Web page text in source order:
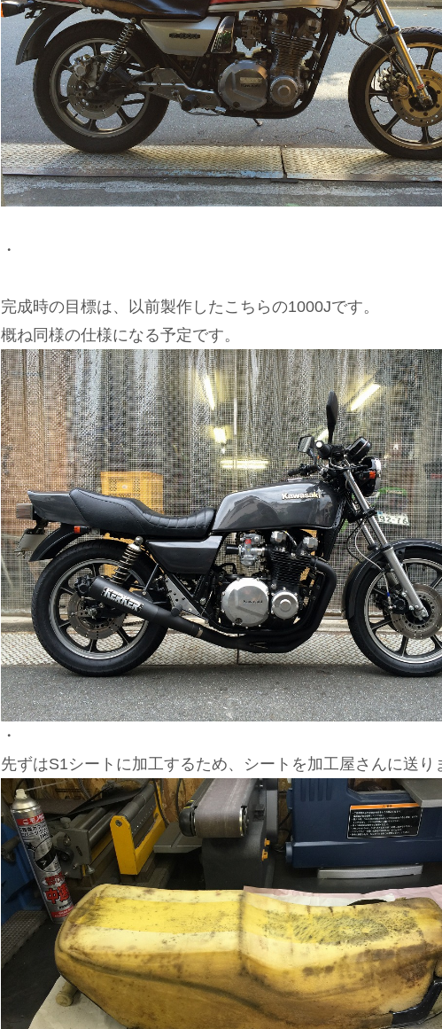
・
完成時の目標は、以前製作したこちらの1000Jです。
概ね同様の仕様になる予定です。
・
先ずはS1シートに加工するため、シートを加工屋さんに送り